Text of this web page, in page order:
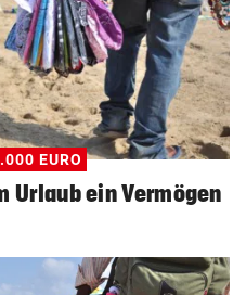
EURO
Urlaub ein Vermögen